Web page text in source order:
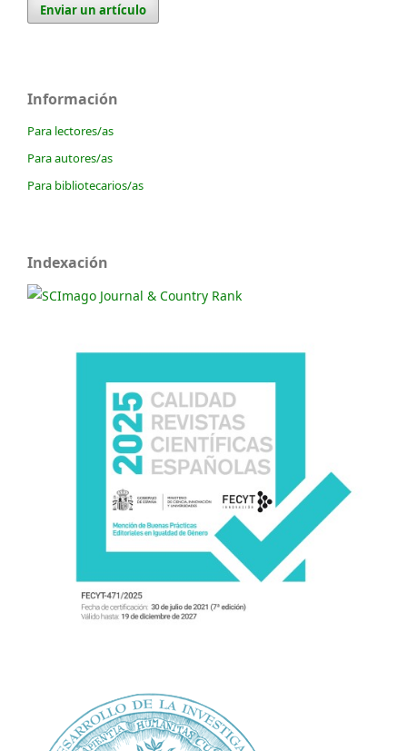
Enviar un artículo
Información
Para lectores/as
Para autores/as
Para bibliotecarios/as
Indexación